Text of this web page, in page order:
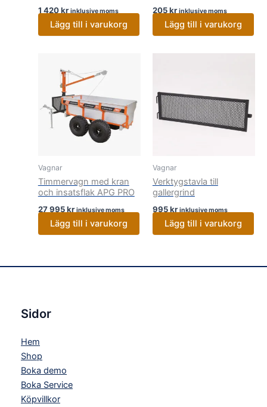
1 420kr inklusive moms
Lägg till i varukorg
205kr inklusive moms
Lägg till i varukorg
Vagnar
Timmervagn med kran
och insatsflak APG PRO
27 995kr inklusive moms
Lägg till i varukorg
Vagnar
Verktygstavla till
gallergrind
995kr inklusive moms
Lägg till i varukorg
Sidor
Hem
Shop
Boka demo
Boka Service
Köpvillkor